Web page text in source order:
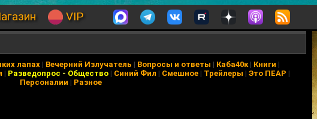
VIP
лапах | Вечерний Излучатель | Вопросы и ответы | Каба40к| Книги |
| Разведопрос - Общество | Синий Фил | Смешное | Трейлеры | Это ПЕАР |
Персоналии | Разное